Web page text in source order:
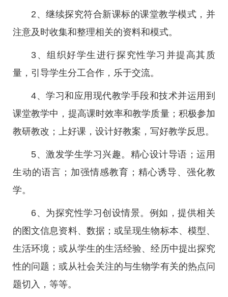
2、继续探究符合新课标的课堂教学模式，并
注意及时收集和整理相关的资料和模式。
3、组织好学生进行探究性学习并提高其质
量，引导学生分工合作，乐于交流。
4、学习和应用现代教学手段和技术并运用到
课堂教学中，提高课时效率和教学质量；积极参加
教研教改；上好课，设计好教案，写好教学反思。
5、激发学生学习兴趣。精心设计导语；运用
生动的语言；加强情感教育；精心诱导、强化教
学。
6、为探究性学习创设情景。例如，提供相关
的图文信息资料、数据；或呈现生物标本、模型、
生活环境；或从学生的生活经验、经历中提出探究
性的问题；或从社会关注的与生物学有关的热点问
题切入，等等。